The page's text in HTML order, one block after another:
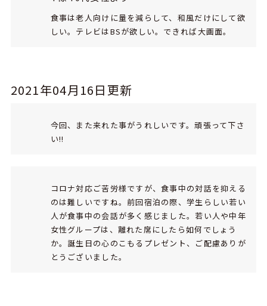
食事は老人向けに量を減らして、和風だけにして欲
しい。テレビはBSが欲しい。できれば大画面。
2021年04月16日更新
今回、また来れた事がうれしいです。頑張って下さ
い!!
コロナ対応ご苦労様ですが、食事中の対話を抑える
のは難しいですね。前回宿泊の際、学生らしい若い
人が食事中の会話が多く感じました。若い人や中年
女性グループは、離れた席にしたら如何でしょう
か。誕生日の心のこもるプレゼント、ご配慮ありが
とうございました。